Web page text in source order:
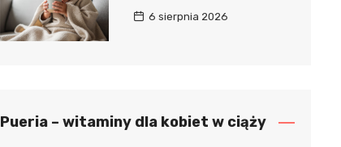
6 sierpnia 2026
Pueria – witaminy dla kobiet w ciąży